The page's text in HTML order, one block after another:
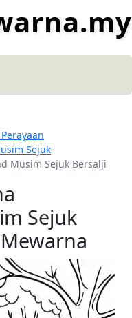
Sejuk
Musim Sejuk Bersalji
Sejuk